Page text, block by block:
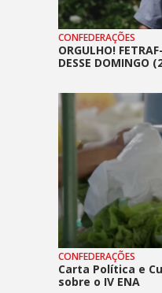
CONFEDERAÇÕES
ORGULHO!
DESSE DOMINGO
CONFEDERAÇÕES
Carta Política e
sobre o IV ENA